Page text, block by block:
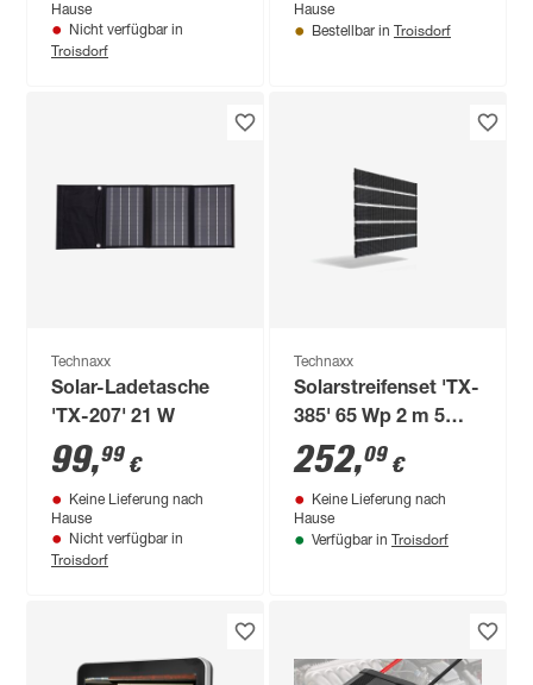
Hause
Nicht verfügbar in
Troisdorf
Hause
Bestellbar in Troisdorf
Technaxx
Solar-Ladetasche
'TX-207' 21 W
99,99 €
Keine Lieferung nach
Hause
Nicht verfügbar in
Troisdorf
Technaxx
Solarstreifenset 'TX-
385' 65 Wp 2 m 5
Stück
252,09 €
Keine Lieferung nach
Hause
Verfügbar in Troisdorf